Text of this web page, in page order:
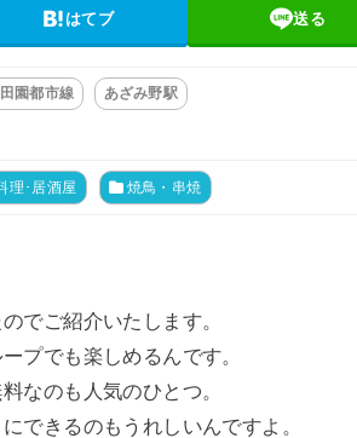
はてブ 送る
園都市線 あざみ野駅
理･居酒屋 焼鳥・串焼
でご紹介いたします。
プでも楽しめるんです。
なのも人気のひとつ。
できるのもうれしいんですよ。